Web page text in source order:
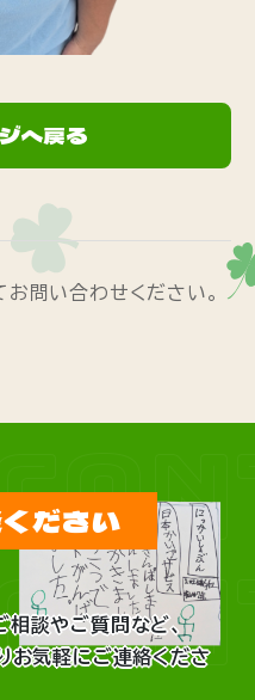
へ戻る
問い合わせください。
ださい
相談やご質問など、
お気軽にご連絡くださ